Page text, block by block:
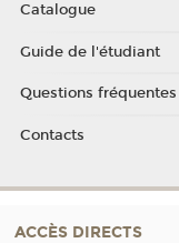
Catalogue
Guide de l'étudiant
Questions fréquentes
Contacts
ACCÈS DIRECTS